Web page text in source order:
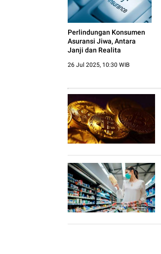
Perlindungan Konsumen
Asuransi Jiwa, Antara
Janji dan Realita
26 Jul 2025, 10:30 WIB
Konsumen dalam
Perdagangan Aset Kripto
25 Jul 2025, 14:06 WIB